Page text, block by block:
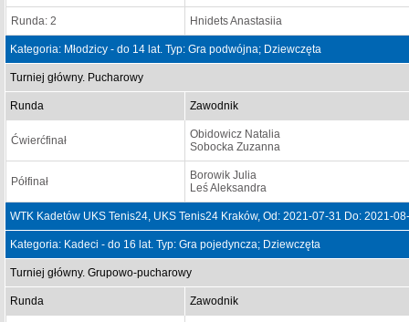
Runda: 2 Hnidets Anastasiia
Kategoria: Młodzicy - do 14 lat. Typ: Gra podwójna; Dziewczęta
Turniej główny. Pucharowy
Runda Zawodnik
Ćwierćfinał
Obidowicz Natalia
Sobocka Zuzanna
Półfinał
Borowik Julia
Leś Aleksandra
WTK Kadetów UKS Tenis24, UKS Tenis24 Kraków, Od: 2021-07-31 Do: 2021-
Kategoria: Kadeci - do 16 lat. Typ: Gra pojedyncza; Dziewczęta
Turniej główny. Grupowo-pucharowy
Runda Zawodnik